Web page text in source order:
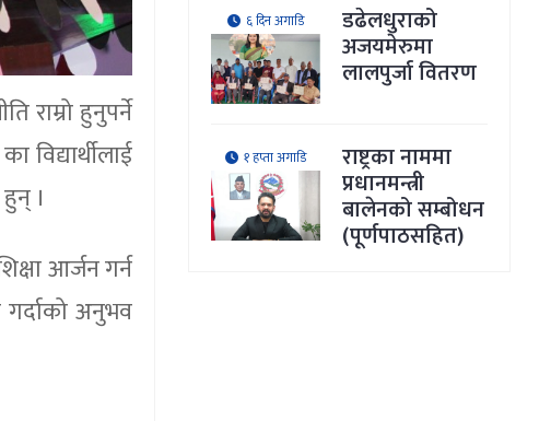
राम्रो हुनुपर्ने
।
आर्जन गर्न
अनुभव
६ दिन अगाडि डढेलधुराको
अजयमेरुमा
लालपुर्जा वितरण
१ हप्ता अगाडि राष्ट्रका नाममा
प्रधानमन्त्री
बालेनको सम्बोधन
(पूर्णपाठसहित)